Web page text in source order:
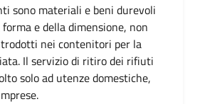
sono materiali e beni durevoli
e della dimensione, non
nei contenitori per la
Il servizio di ritiro dei rifiuti
solo ad utenze domestiche,